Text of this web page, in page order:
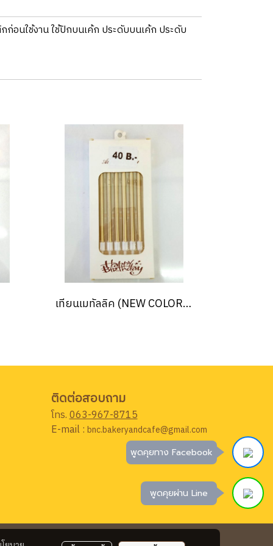
อนใช้งาน ใช้ปักบนเค้ก ประดับบนเค้ก ประดับ
เทียนเมทัลลิค (NEW COLOR) สีกุหลาบทอง
ติดต่อสอบถาม
โทร.063-967-8715
E-mail : bnc.bakeryandcafe@gmail.com
พูดคุยทาง Facebook
พูดคุยผ่าน Line